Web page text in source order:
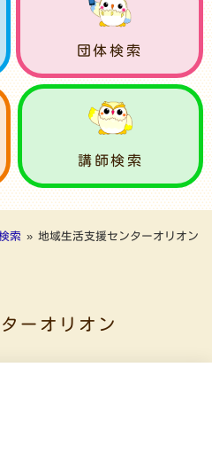
団体検索
講師検索
索 » 地域生活支援センターオリオン
ーオリオン